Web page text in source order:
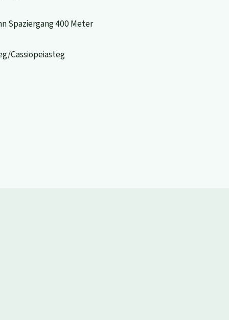
Spaziergang 400 Meter
Cassiopeiasteg